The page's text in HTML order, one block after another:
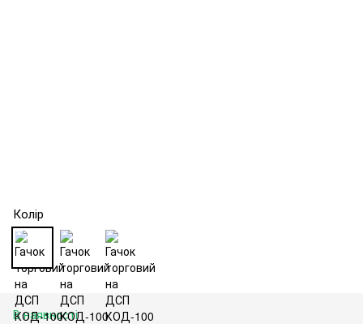
Колір
В наявності